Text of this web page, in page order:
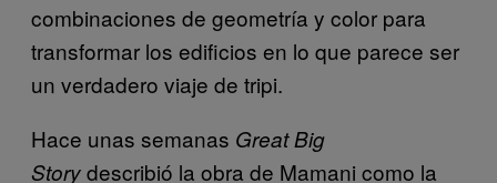
combinaciones de geometría y color para
transformar los edificios en lo que parece ser
un verdadero viaje de tripi.
Hace unas semanas Great Big
Storydescribió la obra de Mamani como la